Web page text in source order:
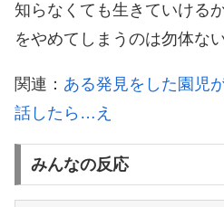
知らなくても生きていける
をやめてしまうのは勿体な
関連： ある発見をした園児
話したら…え
みんなの反応